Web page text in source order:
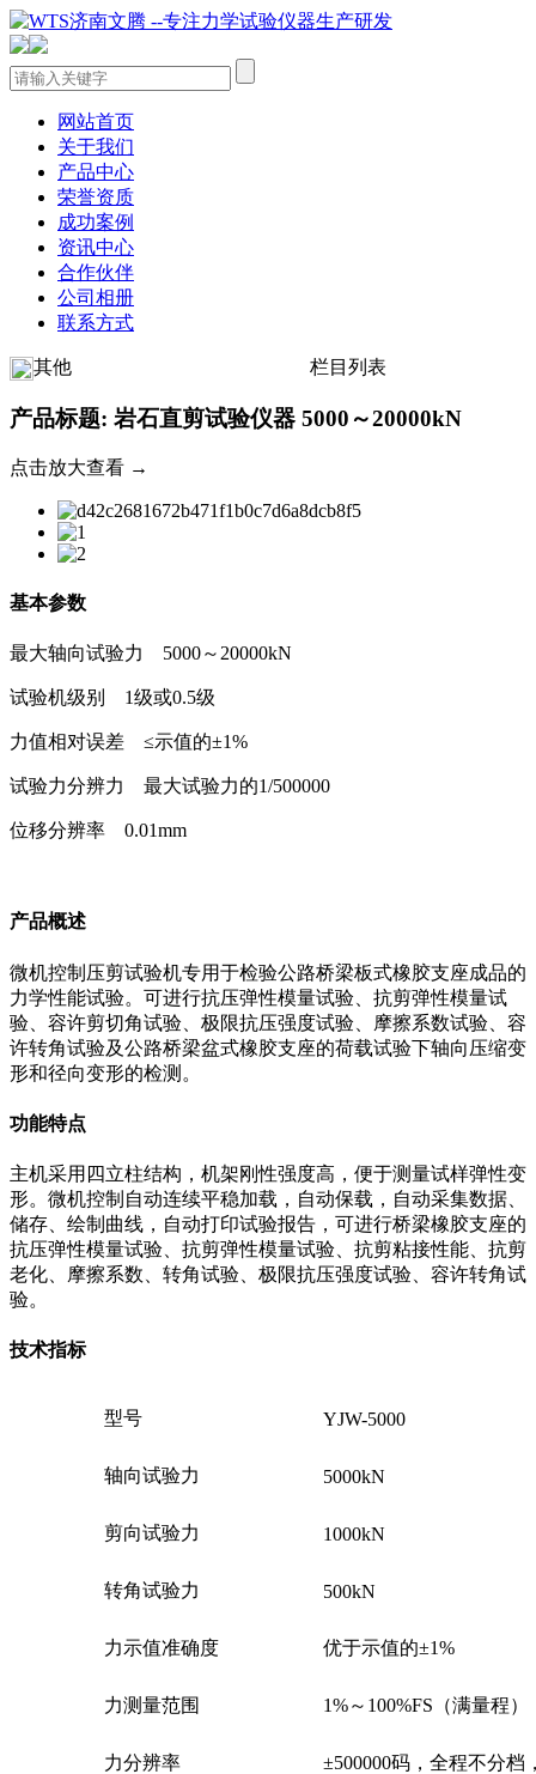
网站首页
关于我们
产品中心
荣誉资质
成功案例
资讯中心
合作伙伴
公司相册
联系方式
其他 栏目列表
产品标题: 岩石直剪试验仪器 5000～20000kN
点击放大查看 →
基本参数
最大轴向试验力 5000～20000kN
试验机级别 1级或0.5级
力值相对误差 ≤示值的±1%
试验力分辨力 最大试验力的1/500000
位移分辨率 0.01mm
产品概述
微机控制压剪试验机专用于检验公路桥梁板式橡胶支座成品的
力学性能试验。可进行抗压弹性模量试验、抗剪弹性模量试
验、容许剪切角试验、极限抗压强度试验、摩擦系数试验、容
许转角试验及公路桥梁盆式橡胶支座的荷载试验下轴向压缩变
形和径向变形的检测。
功能特点
主机采用四立柱结构，机架刚性强度高，便于测量试样弹性变
形。微机控制自动连续平稳加载，自动保载，自动采集数据、
储存、绘制曲线，自动打印试验报告，可进行桥梁橡胶支座的
抗压弹性模量试验、抗剪弹性模量试验、抗剪粘接性能、抗剪
老化、摩擦系数、转角试验、极限抗压强度试验、容许转角试
验。
技术指标
型号 YJW-5000
轴向试验力 5000kN
剪向试验力 1000kN
转角试验力 500kN
力示值准确度 优于示值的±1%
力测量范围 1%～100%FS（满量程）
力分辨率 ±500000码，全程不分档